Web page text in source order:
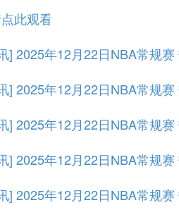
此观看
] 2025年12月22日NBA常规
] 2025年12月22日NBA常规
] 2025年12月22日NBA常规
] 2025年12月22日NBA常规
] 2025年12月22日NBA常规